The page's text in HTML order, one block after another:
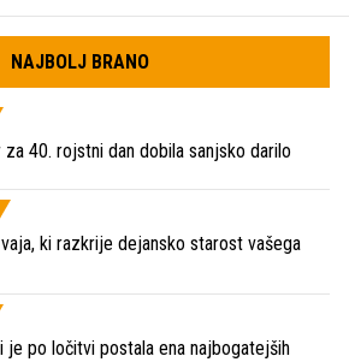
NAJBOLJ BRANO
za 40. rojstni dan dobila sanjsko darilo
ki razkrije dejansko starost vašega
je po ločitvi postala ena najbogatejših